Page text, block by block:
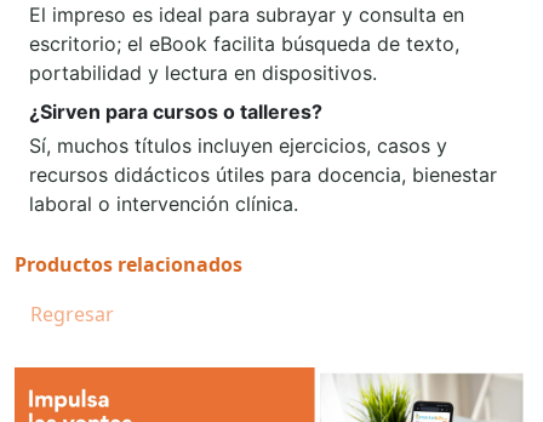
El impreso es ideal para subrayar y consulta en
escritorio; el eBook facilita búsqueda de texto,
portabilidad y lectura en dispositivos.
¿Sirven para cursos o talleres?
Sí, muchos títulos incluyen ejercicios, casos y
recursos didácticos útiles para docencia, bienestar
laboral o intervención clínica.
Productos relacionados
Regresar